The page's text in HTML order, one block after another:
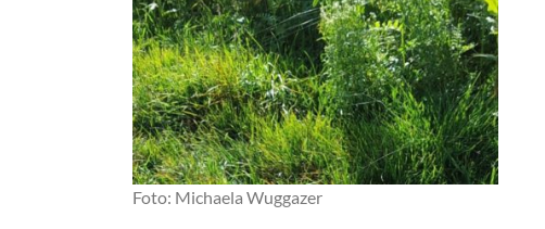
Foto: Michaela Wuggazer